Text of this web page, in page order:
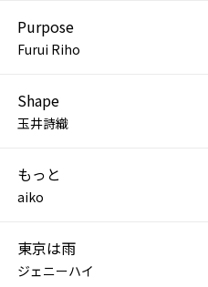
Purpose
Furui Riho
Shape
玉井詩織
もっと
aiko
東京は雨
ジェニーハイ